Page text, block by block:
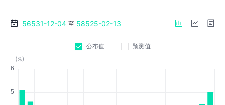
56531-12-04 至 58525-02-13
公布值
预测值
(%)